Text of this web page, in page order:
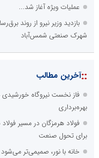
عملیات ویژه آغاز شد...
بازدید وزیر نیرو از روند
شهرک صنعتی شمس‌آباد
::آخرین مطالب
فاز نخست نیروگاه خورشیدی
بهره‌برداری
فولاد هرمزگان در مسیر
برای تحول صنعت
خانه با نور، صمیمی‌تر می‌شود